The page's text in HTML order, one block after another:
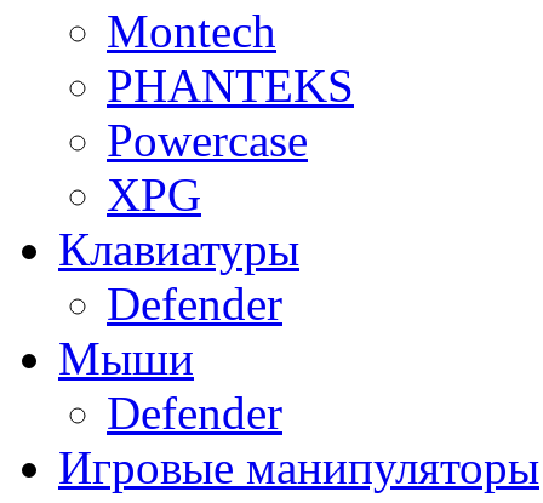
Montech
PHANTEKS
Powercase
XPG
Клавиатуры
Defender
Мыши
Defender
Игровые манипуляторы